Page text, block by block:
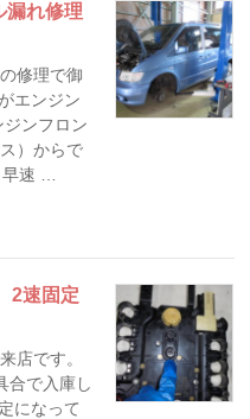
れ修理
修理で御
エンジン
ンフロン
）からで
速 …
2速固定
店です。
で入庫し
になって